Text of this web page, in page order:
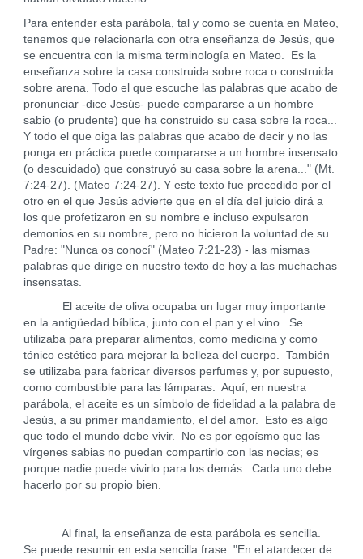
Para entender esta parábola, tal y como se cuenta en Mateo,
tenemos que relacionarla con otra enseñanza de Jesús, que
se encuentra con la misma terminología en Mateo. Es la
enseñanza sobre la casa construida sobre roca o construida
sobre arena. Todo el que escuche las palabras que acabo de
pronunciar -dice Jesús- puede compararse a un hombre
sabio (o prudente) que ha construido su casa sobre la roca...
Y todo el que oiga las palabras que acabo de decir y no las
ponga en práctica puede compararse a un hombre insensato
(o descuidado) que construyó su casa sobre la arena..." (Mt.
7:24-27). (Mateo 7:24-27). Y este texto fue precedido por el
otro en el que Jesús advierte que en el día del juicio dirá a
los que profetizaron en su nombre e incluso expulsaron
demonios en su nombre, pero no hicieron la voluntad de su
Padre: "Nunca os conocí" (Mateo 7:21-23) - las mismas
palabras que dirige en nuestro texto de hoy a las muchachas
insensatas.
El aceite de oliva ocupaba un lugar muy importante
en la antigüedad bíblica, junto con el pan y el vino. Se
utilizaba para preparar alimentos, como medicina y como
tónico estético para mejorar la belleza del cuerpo. También
se utilizaba para fabricar diversos perfumes y, por supuesto,
como combustible para las lámparas. Aquí, en nuestra
parábola, el aceite es un símbolo de fidelidad a la palabra de
Jesús, a su primer mandamiento, el del amor. Esto es algo
que todo el mundo debe vivir. No es por egoísmo que las
vírgenes sabias no puedan compartirlo con las necias; es
porque nadie puede vivirlo para los demás. Cada uno debe
hacerlo por su propio bien.
Al final, la enseñanza de esta parábola es sencilla.
Se puede resumir en esta sencilla frase: "En el atardecer de